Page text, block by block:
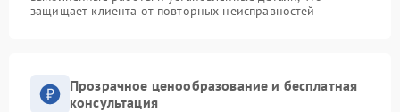
защищает клиента от повторных неисправностей
Прозрачное ценообразование и бесплатная
консультация